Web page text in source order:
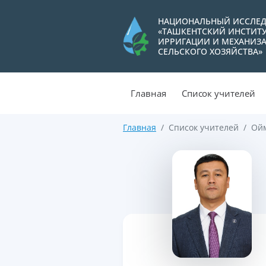
НАЦИОНАЛЬНЫЙ
«ТАШКЕНТСКИЙ
ИРРИГАЦИИ И
СЕЛЬСКОГО ХОЗЯЙСТВА»
Главная Список учителей
Главная Список учителей